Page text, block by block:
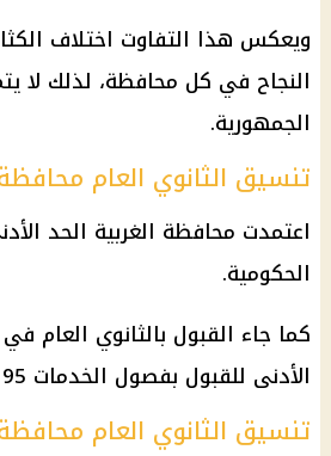
ويعكس هذا التفاوت اختلاف
النجاح في كل محافظة، لذلك لا
الجمهورية.
تنسيق الثانوي العام محافظة
اعتمدت محافظة الغربية الحد
الحكومية.
الأدنى للقبول بفصول الخدمات 195 درجة.
تنسيق الثانوي العام محافظة